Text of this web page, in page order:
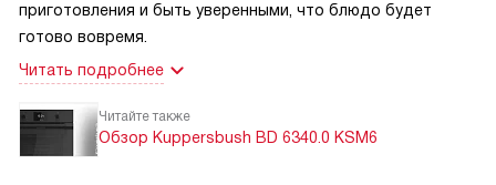
приготовления и быть уверенными, что блюдо будет
готово вовремя.
Читать подробнее
Читайте также
Обзор Kuppersbush BD 6340.0 KSM6